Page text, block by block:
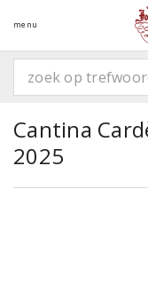
menu
Cantina
2025